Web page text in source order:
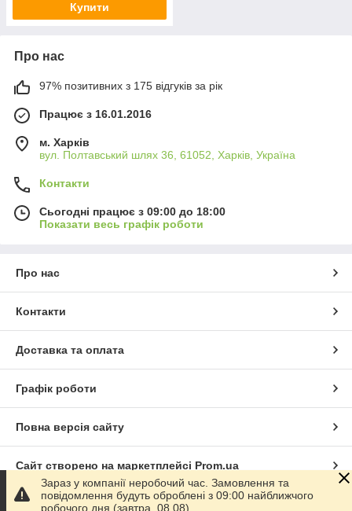
Купити
Про нас
97% позитивних з 175 відгуків за рік
Працює з 16.01.2016
м. Харків
вул. Полтавський шлях 36, 61052, Харків, Україна
Контакти
Сьогодні працює з 09:00 до 18:00
Показати весь графік роботи
Про нас
Контакти
Доставка та оплата
Графік роботи
Повна версія сайту
Сайт створено на маркетплейсі Prom.ua
Політика конфіденційності
Зараз у компанії неробочий час. Замовлення та
повідомлення будуть оброблені з 09:00 найближчого
робочого дня (завтра, 08.08).